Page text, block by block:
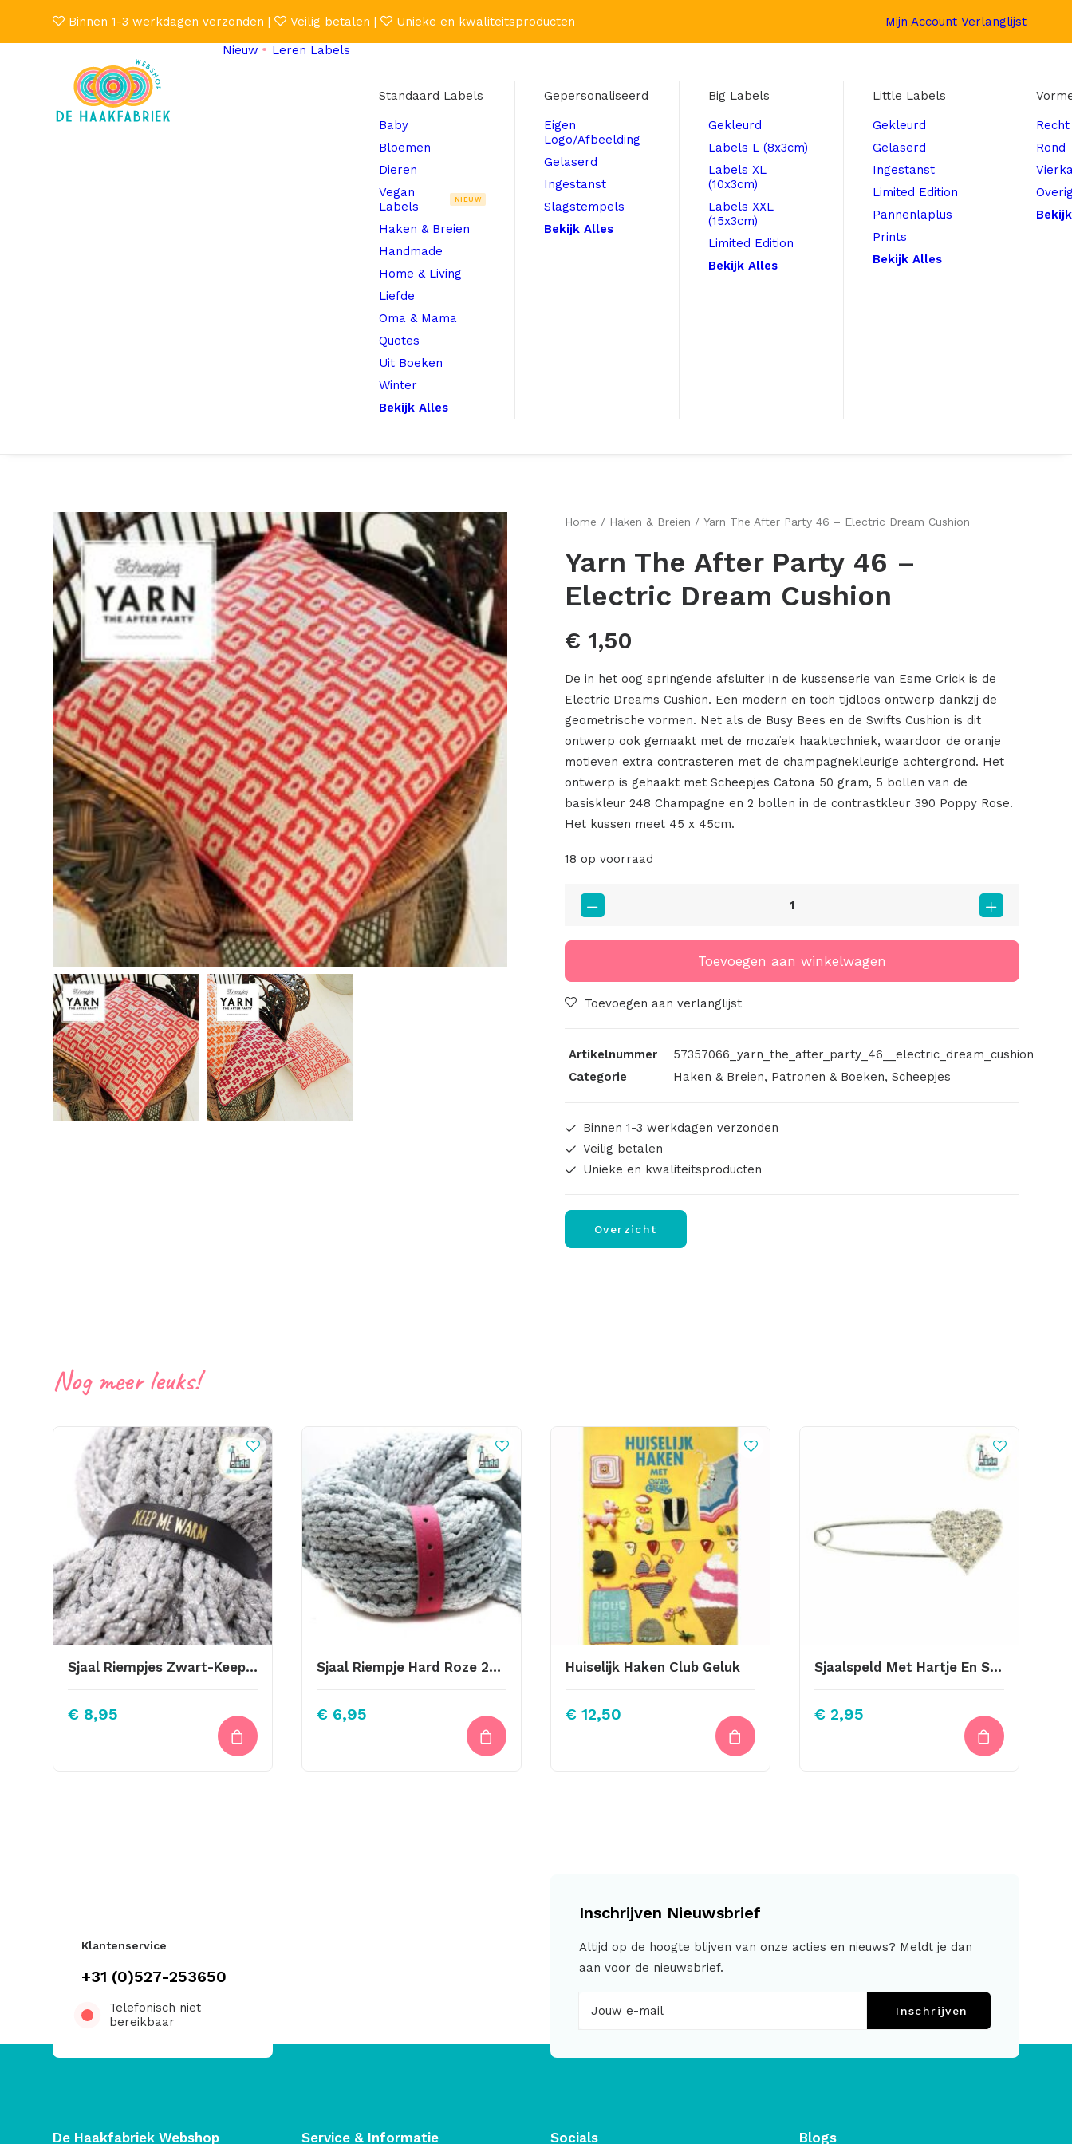
Binnen 1-3 werkdagen verzonden | Veilig betalen | Unieke en kwaliteitsproducten Mijn Account Verlanglijst
Nieuw
Leren Labels
Standaard Labels
Baby
Bloemen
Dieren
Vegan
Labels
NIEUW
Haken & Breien
Handmade
Home & Living
Liefde
Oma & Mama
Quotes
Uit Boeken
Winter
Bekijk Alles
Gepersonaliseerd
Eigen
Logo/Afbeelding
Gelaserd
Ingestanst
Slagstempels
Bekijk Alles
Big Labels
Gekleurd
Labels L (8x3cm)
Labels XL
(10x3cm)
Labels XXL
(15x3cm)
Limited Edition
Bekijk Alles
Little Labels
Gekleurd
Gelaserd
Ingestanst
Limited Edition
Pannenlaplus
Prints
Bekijk Alles
Recht
Rond
Home Haken & Breien Yarn The After Party 46 – Electric Dream Cushion
Yarn The After Party 46 –
Electric Dream Cushion
€ 1,50
De in het oog springende afsluiter in de kussenserie van Esme Crick is de
Electric Dreams Cushion. Een modern en toch tijdloos ontwerp dankzij de
geometrische vormen. Net als de Busy Bees en de Swifts Cushion is dit
ontwerp ook gemaakt met de mozaïek haaktechniek, waardoor de oranje
motieven extra contrasteren met de champagnekleurige achtergrond. Het
ontwerp is gehaakt met Scheepjes Catona 50 gram, 5 bollen van de
basiskleur 248 Champagne en 2 bollen in de contrastkleur 390 Poppy Rose.
Het kussen meet 45 x 45cm.
18 op voorraad
Yarn
The
46
-
Cushion
aantal
Toevoegen aan winkelwagen
Toevoegen aan verlanglijst
Artikelnummer
57357066_yarn_the_after_party_46__electric_dream_cushion
Categorie
Haken & Breien, Patronen & Boeken, Scheepjes
Binnen 1-3 werkdagen verzonden
Veilig betalen
Unieke en kwaliteitsproducten
Overzicht
Nog meer leuks!
Sjaal Riempjes Zwart-Keep Me Warm Goud
€ 8,95
Sjaal Riempje Hard Roze 23cm
€ 6,95
Huiselijk Haken Club Geluk
€ 12,50
Sjaalspeld Met Hartje En Strass Zilverkleurig
€ 2,95
Klantenservice
+31 (0)527-253650
Telefonisch niet
bereikbaar
Inschrijven Nieuwsbrief
Altijd op de hoogte blijven van onze acties en nieuws? Meldt je dan
aan voor de nieuwsbrief.
Inschrijven
De Haakfabriek Webshop Service & Informatie Socials Blogs